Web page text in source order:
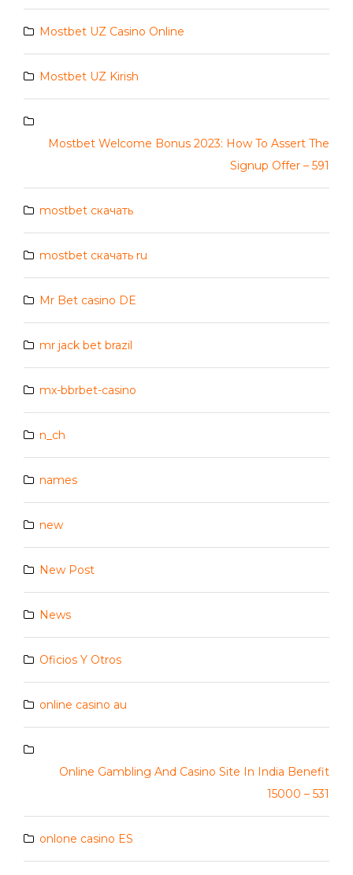
Mostbet UZ Casino Online
Mostbet UZ Kirish
Mostbet Welcome Bonus 2023: How To Assert The
Signup Offer – 591
mostbet скачать
mostbet скачать ru
Mr Bet casino DE
mr jack bet brazil
mx-bbrbet-casino
n_ch
names
new
New Post
News
Oficios Y Otros
online casino au
Online Gambling And Casino Site In India Benefit
15000 – 531
onlone casino ES